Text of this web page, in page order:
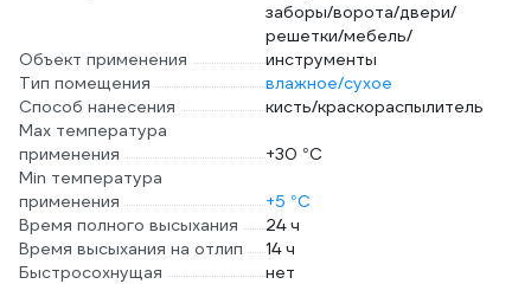
Объект применения
заборы/ворота/двери/
решетки/мебель/
инструменты
Тип помещения
влажное/сухое
Способ нанесения
кисть/краскораспылитель
Max температура
применения
+30 °С
Min температура
применения
+5 °С
Время полного высыхания
24 ч
Время высыхания на отлип
14 ч
Быстросохнущая
нет